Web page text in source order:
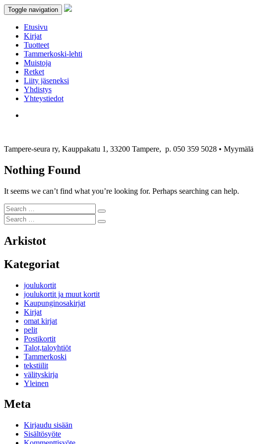
Toggle navigation
Etusivu
Kirjat
Tuotteet
Tammerkoski-lehti
Muistoja
Retket
Liity jäseneksi
Yhdistys
Yhteystiedot
Tampere-seura ry, Kauppakatu 1, 33200 Tampere, p. 050 359 5028 • Myymälä
Nothing Found
It seems we can’t find what you’re looking for. Perhaps searching can help.
Search
for:
Search
Search
for:
Search
Arkistot
Kategoriat
joulukortit
joulukortit ja muut kortit
Kaupunginosakirjat
Kirjat
omat kirjat
pelit
Postikortit
Talot,taloyhtiöt
Tammerkoski
tekstiilit
välityskirja
Yleinen
Meta
Kirjaudu sisään
Sisältösyöte